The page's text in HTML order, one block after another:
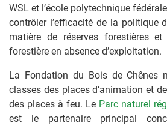
WSL et l’école polytechnique
contrôler l’efficacité de la politique
matière de réserves forestières
forestière en absence d’exploitation.
La Fondation du Bois de Chênes
classes des places d’animation et
des places à feu. Le Parc naturel
est le partenaire principal